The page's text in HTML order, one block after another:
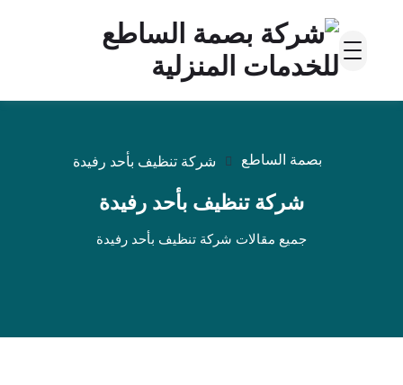
بصمة الساطع شركة تنظيف بأحد رفيدة
شركة تنظيف بأحد رفيدة
جميع مقالات شركة تنظيف بأحد رفيدة